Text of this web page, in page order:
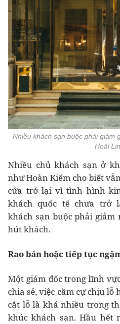
Nhiều khách sạn buộc phải giảm
Hoài
Nhiều chủ khách sạn ở
như Hoàn Kiếm cho biết
cửa trở lại vì tình hình
khách quốc tế chưa trở
khách sạn buộc phải giảm
hút khách.
Rao bán hoặc tiếp tục
Một giám đốc trong lĩnh
chia sẻ, việc cầm cự chịu lỗ
cắt lỗ là khá nhiều trong
khúc khách sạn. Hầu hết